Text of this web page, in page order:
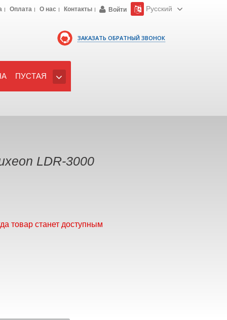
ЗАКАЗАТЬ ОБРАТНЫЙ ЗВОНОК
Оплата О нас Контакты Войти Русский
ПУСТАЯ
LDR-3000
товар станет доступным